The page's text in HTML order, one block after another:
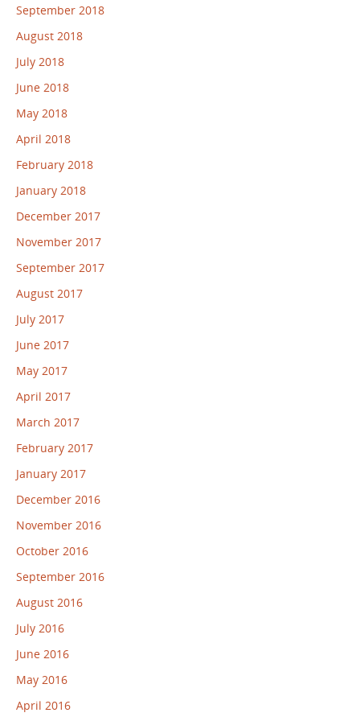
September 2018
August 2018
July 2018
June 2018
May 2018
April 2018
February 2018
January 2018
December 2017
November 2017
September 2017
August 2017
July 2017
June 2017
May 2017
April 2017
March 2017
February 2017
January 2017
December 2016
November 2016
October 2016
September 2016
August 2016
July 2016
June 2016
May 2016
April 2016